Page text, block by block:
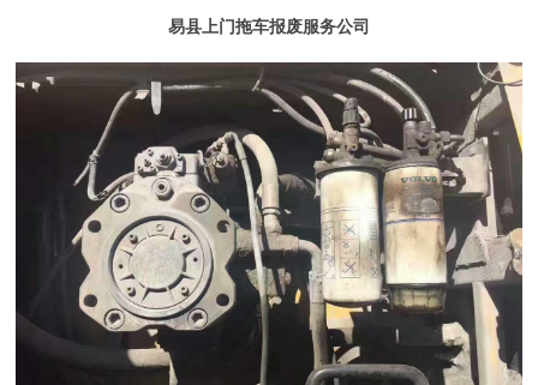
易县上门拖车报废服务公司